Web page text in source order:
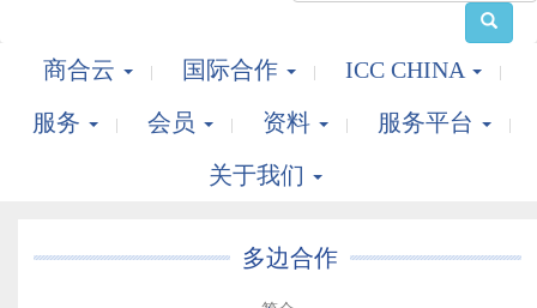
商合云 国际合作
ICC CHINA
服务
会员 资料
服务平台
关于我们
多边合作